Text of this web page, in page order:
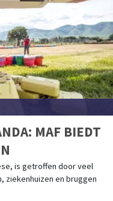
MAF BIEDT
is getroffen door veel
ziekenhuizen en bruggen